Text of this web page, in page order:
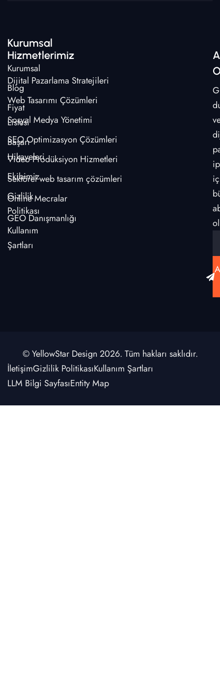
Kurumsal
Kurumsal
Blog
Fiyat
Listesi
Başarı
Hikayeleri
Ekibimiz
Gizlilik
Politikası
Kullanım
Şartları
Hizmetlerimiz
Dijital Pazarlama Stratejileri
Web Tasarımı Çözümleri
Sosyal Medya Yönetimi
SEO Optimizasyon Çözümleri
Video Prodüksiyon Hizmetleri
Sektörel web tasarım çözümleri
Online Mecralar
GEO Danışmanlığı
© YellowStar Design 2026. Tüm hakları saklıdır.
İletişimGizlilik PolitikasıKullanım Şartları
LLM Bilgi SayfasıEntity Map